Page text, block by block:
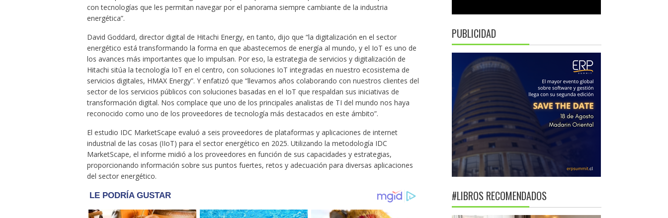
con tecnologías que les permitan navegar por el panorama siempre cambiante de la industria
energética”.
David Goddard, director digital de Hitachi Energy, en tanto, dijo que “la digitalización en el sector
energético está transformando la forma en que abastecemos de energía al mundo, y el IoT es uno de
los avances más importantes que lo impulsan. Por eso, la estrategia de servicios y digitalización de
Hitachi sitúa la tecnología IoT en el centro, con soluciones IoT integradas en nuestro ecosistema de
servicios digitales, HMAX Energy”. Y enfatizó que “llevamos años colaborando con nuestros clientes del
sector de los servicios públicos con soluciones basadas en el IoT que respaldan sus iniciativas de
transformación digital. Nos complace que uno de los principales analistas de TI del mundo nos haya
reconocido como uno de los proveedores de tecnología más destacados en este ámbito”.
El estudio IDC MarketScape evaluó a seis proveedores de plataformas y aplicaciones de internet
industrial de las cosas (IIoT) para el sector energético en 2025. Utilizando la metodología IDC
MarketScape, el informe midió a los proveedores en función de sus capacidades y estrategias,
proporcionando información sobre sus puntos fuertes, retos y adecuación para diversas aplicaciones
del sector energético.
PUBLICIDAD
#LIBROS RECOMENDADOS